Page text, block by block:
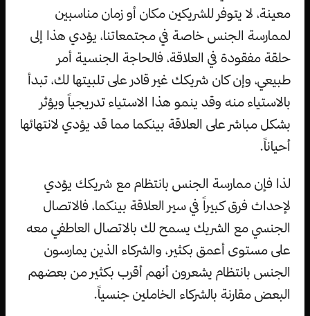
معينة، لا يتوفر للشريكين مكان أو زمان مناسبين
لممارسة الجنس خاصة في مجتمعاتنا، يؤدي هذا إلى
حلقة مفقودة في العلاقة، فالحاجة الجنسية أمر
طبيعي، وإن كان شريكك غير قادر على تلبيتها لك، تبدأ
بالاستياء منه وقد ينمو هذا الاستياء تدريجياً ويؤثر
بشكل مباشر على العلاقة بينكما مما قد يؤدي لانتهائها
أحياناً.
لذا فإن ممارسة الجنس بانتظام مع شريكك يؤدي
لإحداث فرق كبيراً في سير العلاقة بينكما، فالاتصال
الجنسي مع الشريك يسمح لك بالاتصال العاطفي معه
على مستوى أعمق بكثير، والشركاء الذين يمارسون
الجنس بانتظام يشعرون أنهم أقرب بكثير من بعضهم
البعض مقارنة بالشركاء الخاملين جنسياً.